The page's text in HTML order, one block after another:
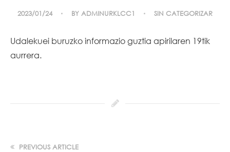
2023/01/24 BY ADMINURKLCC1 SIN CATEGORIZAR
Udalekuei buruzko informazio guztia apirilaren 19tik
aurrera.
PREVIOUS ARTICLE